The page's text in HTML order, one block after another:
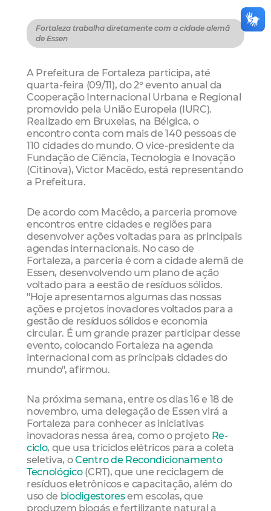
Fortaleza trabalha diretamente com a cidade alemã
de Essen
A Prefeitura de Fortaleza participa, até
quarta-feira (09/11), do 2° evento anual da
Cooperação Internacional Urbana e Regional
promovido pela União Europeia (IURC).
Realizado em Bruxelas, na Bélgica, o
encontro conta com mais de 140 pessoas de
110 cidades do mundo. O vice-presidente da
Fundação de Ciência, Tecnologia e Inovação
(Citinova), Victor Macêdo, está representando
a Prefeitura.
De acordo com Macêdo, a parceria promove
encontros entre cidades e regiões para
desenvolver ações voltadas para as principais
agendas internacionais. No caso de
Fortaleza, a parceria é com a cidade alemã de
Essen, desenvolvendo um plano de ação
voltado para a eestão de resíduos sólidos.
"Hoje apresentamos algumas das nossas
ações e projetos inovadores voltados para a
gestão de resíduos sólidos e economia
circular. É um grande prazer participar desse
evento, colocando Fortaleza na agenda
internacional com as principais cidades do
mundo", afirmou.
Na próxima semana, entre os dias 16 e 18 de
novembro, uma delegação de Essen virá a
Fortaleza para conhecer as iniciativas
inovadoras nessa área, como o projeto Re-
ciclo, que usa triciclos elétricos para a coleta
seletiva, oCentro de Recondicionamento
Tecnológico(CRT), que une reciclagem de
resíduos eletrônicos e capacitação, além do
uso de biodigestoresem escolas, que
produzem biogás e fertilizante natural a